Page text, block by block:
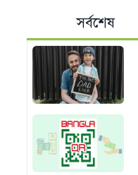
সর্বশেষ